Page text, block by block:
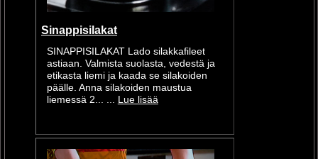
Sinappisilakat
SINAPPISILAKAT Lado silakkafileet
astiaan. Valmista suolasta, vedestä ja
etikasta liemi ja kaada se silakoiden
päälle. Anna silakoiden maustua
liemessä 2... ... Lue lisää